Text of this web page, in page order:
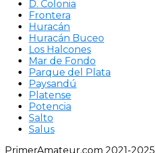
D. Colonia
Frontera
Huracán
Huracán Buceo
Los Halcones
Mar de Fondo
Parque del Plata
Paysandú
Platense
Potencia
Salto
Salus
PrimerAmateur.com 2021-2025